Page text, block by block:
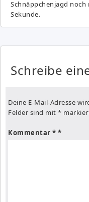
Schnäppchenjagd
Sekunde.
Schreibe
Deine E-Mail-Adresse
Felder sind mit *
Kommentar *